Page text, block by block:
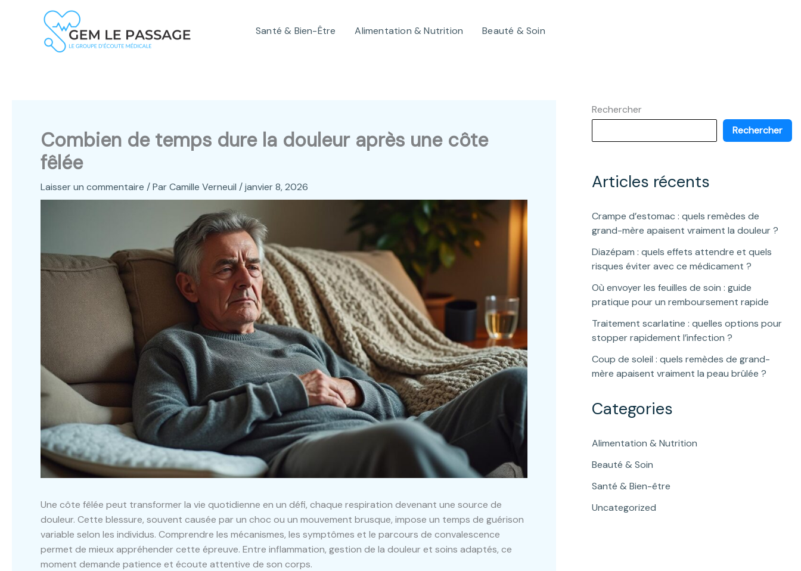
Santé & Bien-Être Alimentation & Nutrition Beauté & Soin
Combien de temps dure la douleur après une côte
fêlée
Laisser un commentaire / ParCamille Verneuil /janvier 8, 2026
Une côte fêlée peut transformer la vie quotidienne en un défi, chaque respiration devenant une source de
douleur. Cette blessure, souvent causée par un choc ou un mouvement brusque, impose un temps de guérison
variable selon les individus. Comprendre les mécanismes, les symptômes et le parcours de convalescence
permet de mieux appréhender cette épreuve. Entre inflammation, gestion de la douleur et soins adaptés, ce
moment demande patience et écoute attentive de son corps.
Rechercher
Rechercher
Articles récents
Crampe d’estomac : quels remèdes de
grand-mère apaisent vraiment la douleur ?
Diazépam : quels effets attendre et quels
risques éviter avec ce médicament ?
Où envoyer les feuilles de soin : guide
pratique pour un remboursement rapide
Traitement scarlatine : quelles options pour
stopper rapidement l’infection ?
Coup de soleil : quels remèdes de grand-
mère apaisent vraiment la peau brûlée ?
Categories
Alimentation & Nutrition
Beauté & Soin
Santé & Bien-être
Uncategorized